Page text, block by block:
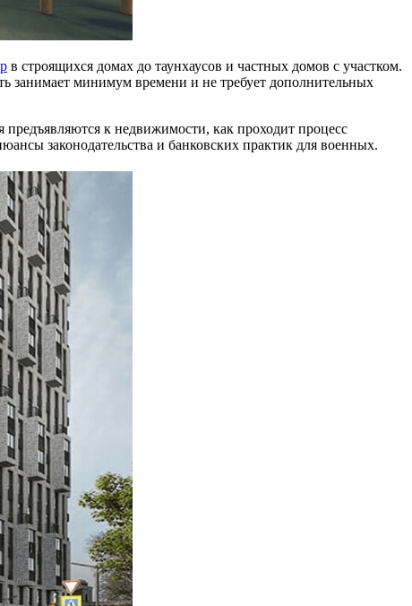
в строящихся домах до таунхаусов и частных домов с участком.
занимает минимум времени и не требует дополнительных
к недвижимости, как проходит процесс
законодательства и банковских практик для военных.